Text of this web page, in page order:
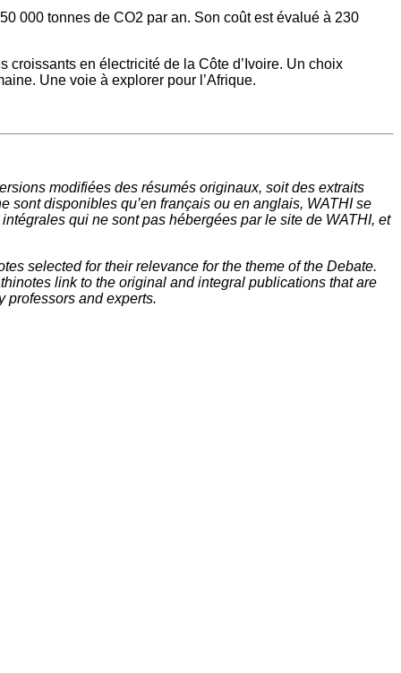
000 tonnes de CO2 par an. Son coût est évalué à 230
en électricité de la Côte d’Ivoire. Un choix
Une voie à explorer pour l’Afrique.
modifiées des résumés originaux, soit des extraits
sont disponibles qu’en français ou en anglais, WATHI se
qui ne sont pas hébergées par le site de WATHI, et
selected for their relevance for the theme of the Debate.
link to the original and integral publications that are
professors and experts.